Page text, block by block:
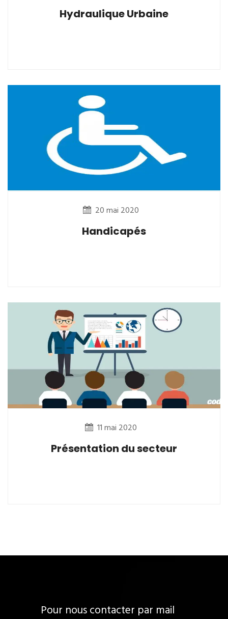
Hydraulique Urbaine
20 mai 2020
Handicapés
11 mai 2020
Présentation du secteur
Pour nous contacter par mail